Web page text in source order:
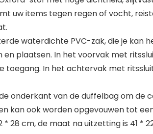
uw items tegen regen of vocht,
waterdichte PVC-zak, die je kan
plaatsen. In het voorvak met
In het achtervak ​​met
onderkant van de duffelbag om
kan ook worden opgevouwen tot
​​28 cm, de maat na uitzetting is 41 *